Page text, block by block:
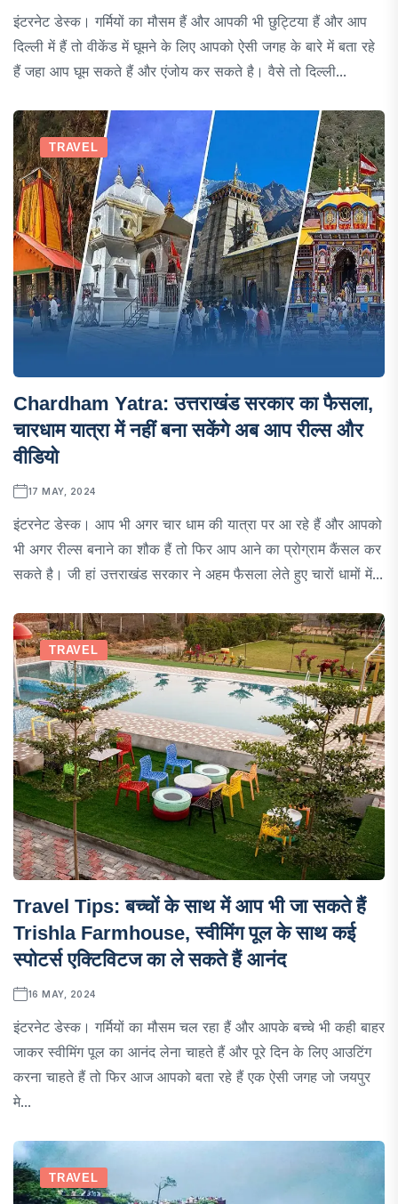
इंटरनेट डेस्क। गर्मियों का मौसम हैं और आपकी भी छुट्टिया हैं और आप
दिल्ली में हैं तो वीकेंड में घूमने के लिए आपको ऐसी जगह के बारे में बता रहे
हैं जहा आप घूम सकते हैं और एंजोय कर सकते है। वैसे तो दिल्ली...
TRAVEL
Chardham Yatra: उत्तराखंड सरकार का फैसला,
चारधाम यात्रा में नहीं बना सकेंगे अब आप रील्स और
वीडियो
17 MAY, 2024
इंटरनेट डेस्क। आप भी अगर चार धाम की यात्रा पर आ रहे हैं और आपको
भी अगर रील्स बनाने का शौक हैं तो फिर आप आने का प्रोग्राम कैंसल कर
सकते है। जी हां उत्तराखंड सरकार ने अहम फैसला लेते हुए चारों धामों में...
TRAVEL
Travel Tips: बच्चों के साथ में आप भी जा सकते हैं
Trishla Farmhouse, स्वीमिंग पूल के साथ कई
स्पोटर्स एक्टिविटज का ले सकते हैं आनंद
16 MAY, 2024
इंटरनेट डेस्क। गर्मियों का मौसम चल रहा हैं और आपके बच्चे भी कही बाहर
जाकर स्वीमिंग पूल का आनंद लेना चाहते हैं और पूरे दिन के लिए आउटिंग
करना चाहते हैं तो फिर आज आपको बता रहे हैं एक ऐसी जगह जो जयपुर
मे...
TRAVEL